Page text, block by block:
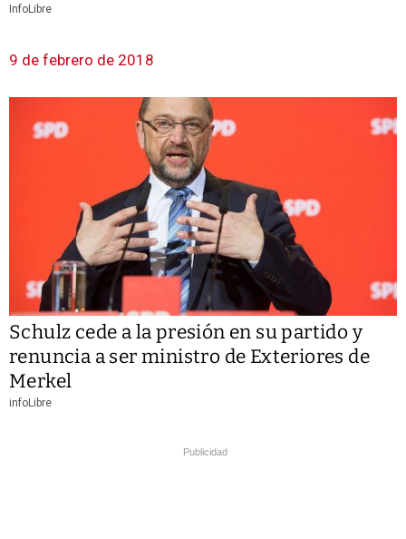
InfoLibre
9 de febrero de 2018
Schulz cede a la presión en su partido y
renuncia a ser ministro de Exteriores de
Merkel
infoLibre
Publicidad